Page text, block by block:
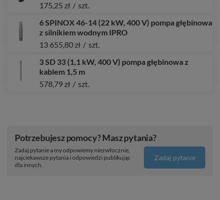
175,25 zł / szt.
6 SPINOX 46-14 (22 kW, 400 V) pompa głębinowa
z silnikiem wodnym IPRO
13 655,80 zł / szt.
3 SD 33 (1,1 kW, 400 V) pompa głębinowa z
kablem 1,5 m
578,79 zł / szt.
Potrzebujesz pomocy? Masz pytania?
Zadaj pytanie a my odpowiemy niezwłocznie,
najciekawsze pytania i odpowiedzi publikując
dla innych.
Zadaj pytanie